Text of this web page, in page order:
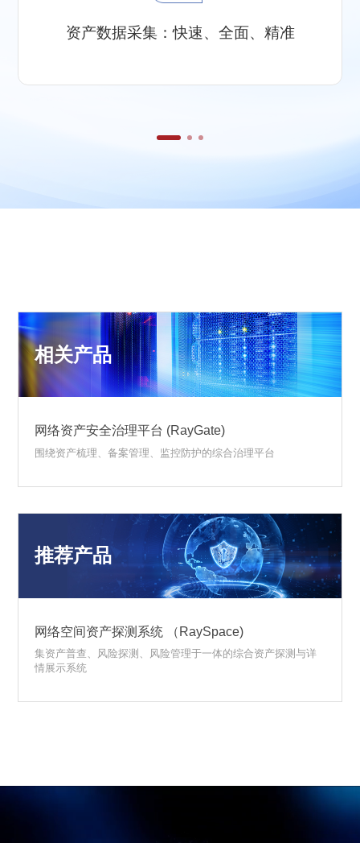
资产数据采集：快速、全面、精准
相关产品
网络资产安全治理平台 (RayGate)
围绕资产梳理、备案管理、监控防护的综合治理平台
推荐产品
网络空间资产探测系统 （RaySpace)
集资产普查、风险探测、风险管理于一体的综合资产探测与详
情展示系统